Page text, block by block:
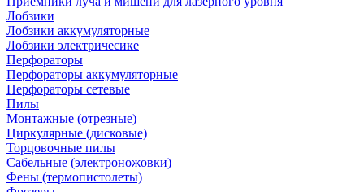
Лобзики
Лобзики аккумуляторные
Лобзики электричесике
Перфораторы
Перфораторы аккумуляторные
Перфораторы сетевые
Пилы
Монтажные (отрезные)
Циркулярные (дисковые)
Торцовочные пилы
Сабельные (электроножовки)
Фены (термопистолеты)